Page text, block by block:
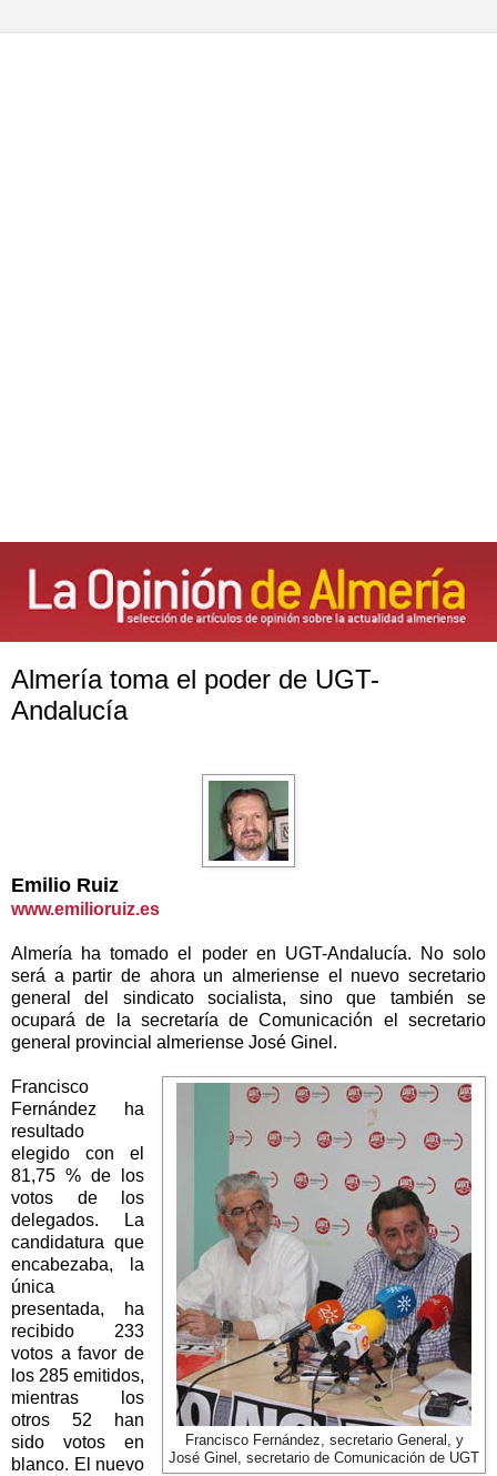
Almería toma el poder de UGT-
Andalucía
Emilio Ruiz
www.emilioruiz.es
Almería ha tomado el poder en UGT-Andalucía. No solo
será a partir de ahora un almeriense el nuevo secretario
general del sindicato socialista, sino que también se
ocupará de la secretaría de Comunicación el secretario
general provincial almeriense José Ginel.
Francisco Fernández, secretario General, y
José Ginel, secretario de Comunicación de UGT
Francisco
Fernández ha
resultado
elegido con el
81,75 % de los
votos de los
delegados. La
candidatura que
encabezaba, la
única
presentada, ha
recibido 233
votos a favor de
los 285 emitidos,
mientras los
otros 52 han
sido votos en
blanco. El nuevo